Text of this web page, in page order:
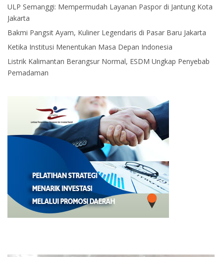
ULP Semanggi: Mempermudah Layanan Paspor di Jantung Kota
Jakarta
Bakmi Pangsit Ayam, Kuliner Legendaris di Pasar Baru Jakarta
Ketika Institusi Menentukan Masa Depan Indonesia
Listrik Kalimantan Berangsur Normal, ESDM Ungkap Penyebab
Pemadaman